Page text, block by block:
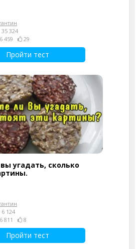
324
459
29
Пройти тест
угадать, сколько
124
811
8
Пройти тест